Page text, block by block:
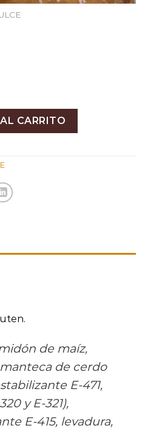
CARRITO
de maíz,
de cerdo
E-471,
y E-321),
E-415, levadura,